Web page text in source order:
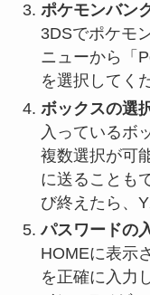
ポケモンバン
3DSでポケモ
ニューから「
を選択してく
ボックスの選
入っているボ
複数選択が可
に送ることも
び終えたら、
パスワードの
HOMEに表示
を正確に入力